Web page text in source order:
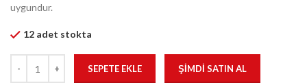
uygundur.
12 adet stokta
SEPETE EKLE ŞIMDI SATIN AL